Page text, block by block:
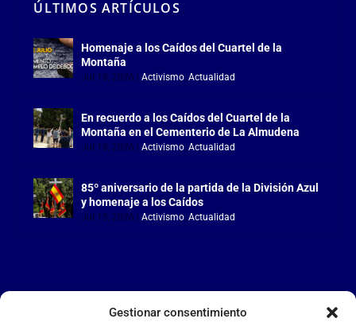
Gestionar consentimiento
ÚLTIMOS ARTÍCULOS
Homenaje a los Caídos del Cuartel de la
Montaña
Jul 18, 2026 |Activismo,Actualidad
En recuerdo a los Caídos del Cuartel de la
Montaña en el Cementerio de La Almudena
Jul 18, 2026 |Activismo,Actualidad
85º aniversario de la partida de la División Azul
y homenaje a los Caídos
Jul 15, 2026 |Activismo,Actualidad
LA FALANGE